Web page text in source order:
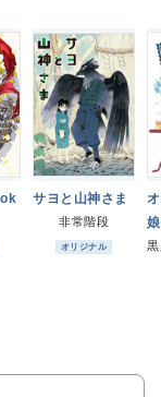
サヨと山神さま
非常階段
オリジナル